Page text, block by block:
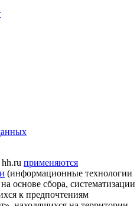
применяются
(информационные технологии
основе сбора, систематизации
к предпочтениям